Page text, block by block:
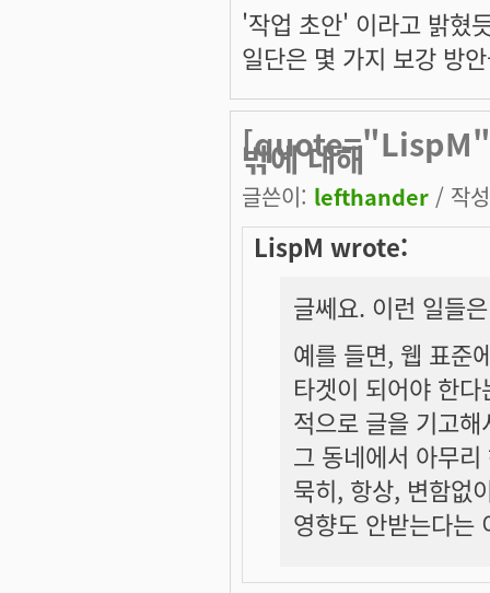
'작업 초안' 이라고 밝혔
일단은 몇 가지 보강 방
[quote="LispM"]
밖에 대해
글쓴이: lefthander / 작
LispM wrote:
글쎄요. 이런 일들
예를 들면, 웹 표준
타겟이 되어야 한
적으로 글을 기고
그 동네에서 아무
묵히, 항상, 변함없
영향도 안받는다는